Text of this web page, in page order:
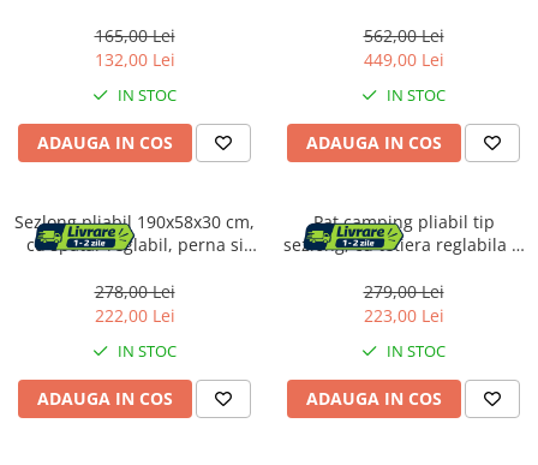
kg, negru
165,00 Lei
132,00 Lei
IN STOC
ADAUGA IN COS
562,00 Lei
449,00 Lei
IN STOC
ADAUGA IN COS
Sezlong pliabil 190x58x30 cm,
cu spatar reglabil, perna si
metalic, negru
278,00 Lei
222,00 Lei
IN STOC
ADAUGA IN COS
Pat camping pliabil tip
sezlong, cu tetiera reglabila si
kg, 65x200x88 cm, gri
279,00 Lei
223,00 Lei
IN STOC
ADAUGA IN COS